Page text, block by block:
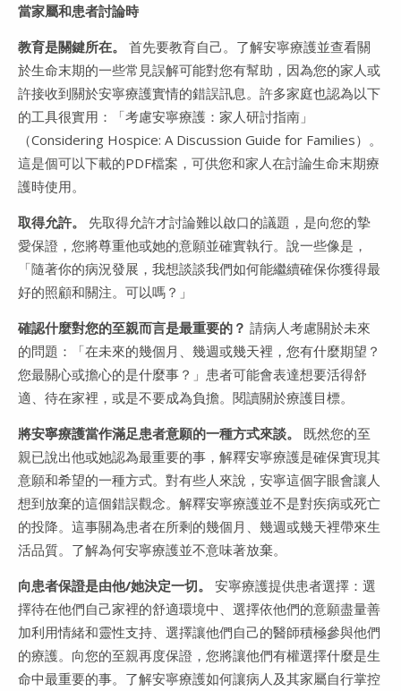
當家屬和患者討論時
教育是關鍵所在。
首先要教育自己。了解安寧療護並查看關
於生命末期的一些常見誤解可能對您有幫助，因為您的家人或
許接收到關於安寧療護實情的錯誤訊息。許多家庭也認為以下
的工具很實用：「考慮安寧療護：家人研討指南」
（Considering Hospice: A Discussion Guide for Families）。
這是個可以下載的PDF檔案，可供您和家人在討論生命末期療
護時使用。
取得允許。
先取得允許才討論難以啟口的議題，是向您的摯
愛保證，您將尊重他或她的意願並確實執行。說一些像是，
「隨著你的病況發展，我想談談我們如何能繼續確保你獲得最
好的照顧和關注。可以嗎？」
確認什麼對您的至親而言是最重要的？ 請病人考慮關於未來
的問題：「在未來的幾個月、幾週或幾天裡，您有什麼期望？
您最關心或擔心的是什麼事？」患者可能會表達想要活得舒
適、待在家裡，或是不要成為負擔。閱讀關於療護目標。
將安寧療護當作滿足患者意願的一種方式來談。
既然您的至
親已說出他或她認為最重要的事，解釋安寧療護是確保實現其
意願和希望的一種方式。對有些人來說，安寧這個字眼會讓人
想到放棄的這個錯誤觀念。解釋安寧療護並不是對疾病或死亡
的投降。這事關為患者在所剩的幾個月、幾週或幾天裡帶來生
活品質。了解為何安寧療護並不意味著放棄。
向患者保證是由他/她決定一切。
安寧療護提供患者選擇：選
擇待在他們自己家裡的舒適環境中、選擇依他們的意願盡量善
加利用情緒和靈性支持、選擇讓他們自己的醫師積極參與他們
的療護。向您的至親再度保證，您將讓他們有權選擇什麼是生
命中最重要的事。了解安寧療護如何讓病人及其家屬自行掌控